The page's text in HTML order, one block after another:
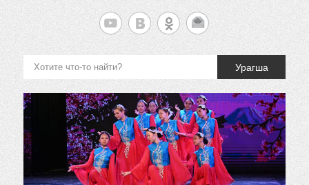
Урагша